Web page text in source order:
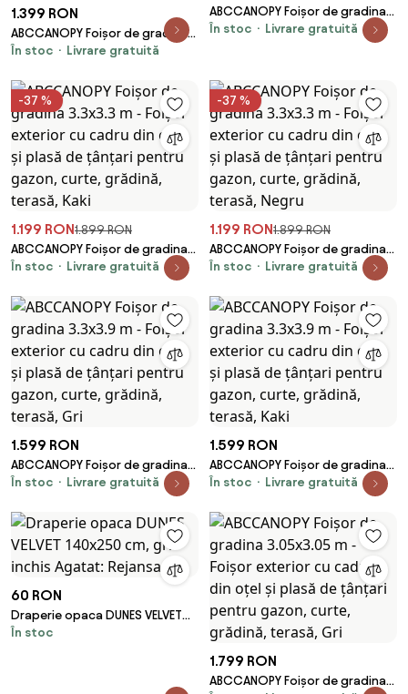
1.399 RON
ABCCANOPY Foișor de gradina
3.96x3.96 m - Foișor exterior cu
țânțari, înălțime reglabilă 3
trepte, pentru gazon, curte,
grădină, terasă, Gri
În stoc Livrare gratuită
ABCCANOPY Foișor de gradina
3.3x3.3 m - Foișor exterior cu
grădină, terasă, Gri
În stoc Livrare gratuită
-37 %
1.199 RON1.899 RON
ABCCANOPY Foișor de gradina
3.3x3.3 m - Foișor exterior cu
țânțari pentru gazon, curte,
grădină, terasă, Kaki
În stoc Livrare gratuită
-37 %
1.199 RON1.899 RON
ABCCANOPY Foișor de gradina
3.3x3.3 m - Foișor exterior cu
țânțari pentru gazon, curte,
grădină, terasă, Negru
În stoc Livrare gratuită
1.599 RON
ABCCANOPY Foișor de gradina
3.3x3.9 m - Foișor exterior cu
țânțari pentru gazon, curte,
grădină, terasă, Gri
În stoc Livrare gratuită
1.599 RON
ABCCANOPY Foișor de gradina
3.3x3.9 m - Foișor exterior cu
țânțari pentru gazon, curte,
grădină, terasă, Kaki
În stoc Livrare gratuită
60 RON
Draperie opaca DUNES VELVET
140x250 cm, gri inchis Agatat:
În stoc
1.799 RON
ABCCANOPY Foișor de gradina